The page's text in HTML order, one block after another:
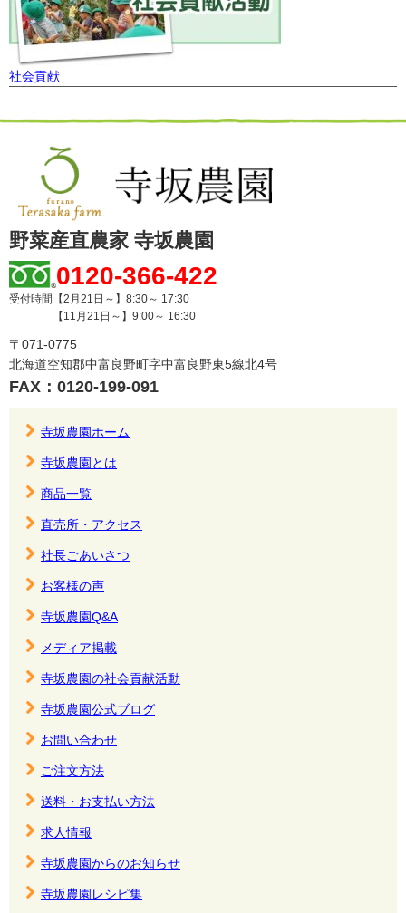
社会貢献
野菜産直農家 寺坂農園
0120-366-422
受付時間【2月21日～】8:30～ 17:30
【11月21日～】9:00～ 16:30
〒071-0775
北海道空知郡中富良野町字中富良野東5線北4号
FAX：0120-199-091
寺坂農園ホーム
寺坂農園とは
商品一覧
直売所・アクセス
社長ごあいさつ
お客様の声
寺坂農園Q&A
メディア掲載
寺坂農園の社会貢献活動
寺坂農園公式ブログ
お問い合わせ
ご注文方法
送料・お支払い方法
求人情報
寺坂農園からのお知らせ
寺坂農園レシピ集